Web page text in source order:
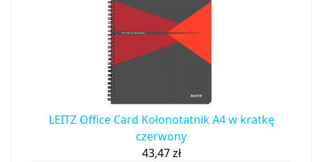
LEITZ Office Card Kołonotatnik A4 w kratkę
czerwony
43,47zł